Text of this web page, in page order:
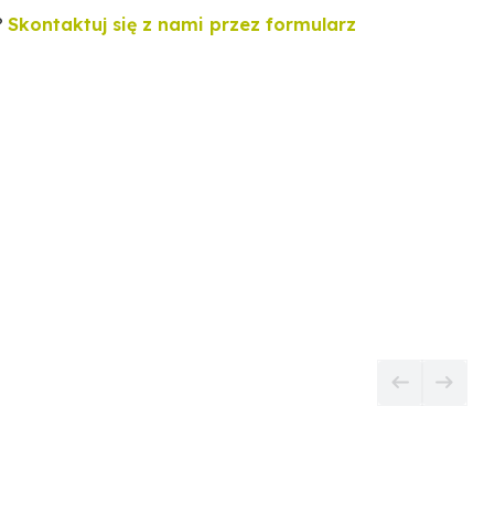
Skontaktuj się z nami przez formularz